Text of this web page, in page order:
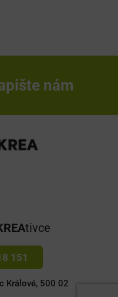
nám
tivce
151
Králové, 500 02